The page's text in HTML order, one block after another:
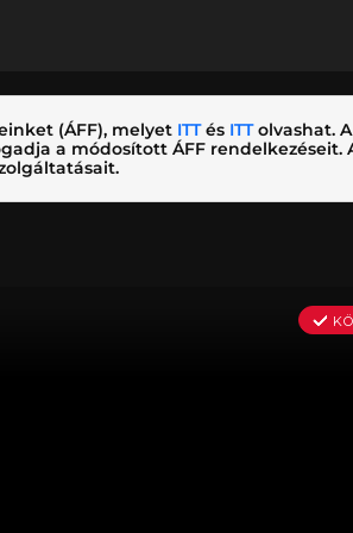
(ÁFF), melyet ITTés ITTolvashat.
a módosított ÁFF